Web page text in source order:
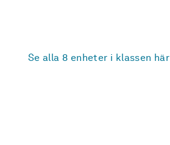
Se alla 8 enheter i klassen här